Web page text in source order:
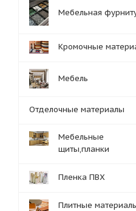
Мебельная
Кромочные
Мебель
Отделочные материалы
Мебельные
щиты,планки
Пленка ПВХ
Плитные